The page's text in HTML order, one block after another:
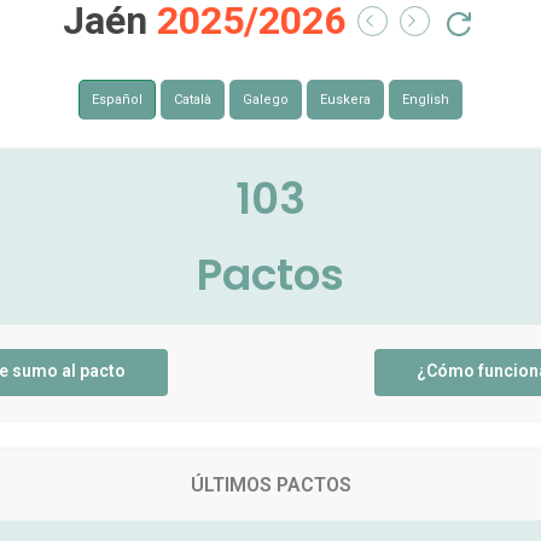
Jaén 2025/2026
Español Català Galego Euskera English
103
Pactos
sumo al pacto ¿Cómo
ÚLTIMOS PACTOS